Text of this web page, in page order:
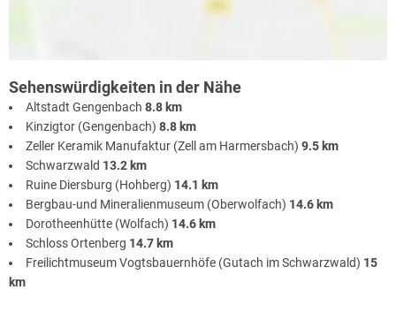
Sehenswürdigkeiten in der Nähe
Altstadt Gengenbach 8.8 km
Kinzigtor (Gengenbach) 8.8 km
Zeller Keramik Manufaktur (Zell am Harmersbach) 9.5 km
Schwarzwald 13.2 km
Ruine Diersburg (Hohberg) 14.1 km
Bergbau-und Mineralienmuseum (Oberwolfach) 14.6 km
Dorotheenhütte (Wolfach) 14.6 km
Schloss Ortenberg 14.7 km
Freilichtmuseum Vogtsbauernhöfe (Gutach im Schwarzwald) 15
km